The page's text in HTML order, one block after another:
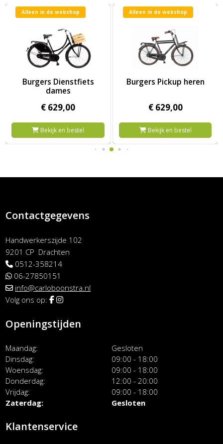
Alleen in de webshop
Burgers Dienstfiets
dames
€ 629,00
Bekijk en bestel
Alleen in de webshop
Burgers Pickup heren
€ 629,00
Bekijk en bestel
Contactgegevens
Handwerkerszijde 102
9201 CP Drachten
0512-358214
06-27850151
info@carloboonstra.nl
Volg ons op:
Openingstijden
Maandag
Gesloten
Dinsdag
09:00 - 18:00
Woensdag
09:00 - 18:00
Donderdag
12:00 - 20:00
Vrijdag
09:00 - 18:00
Zaterdag
Gesloten
Klantenservice